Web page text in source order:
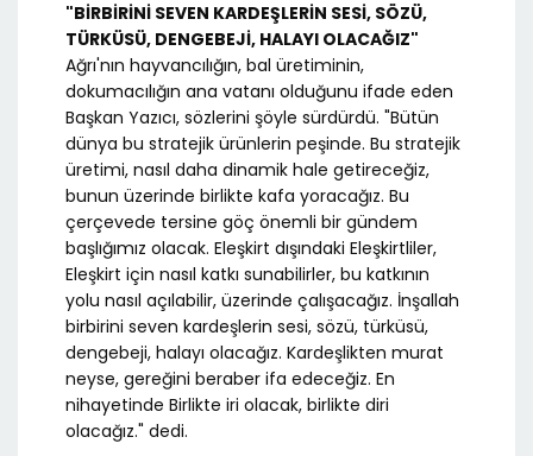
"BİRBİRİNİ SEVEN KARDEŞLERİN SESİ, SÖZÜ,
TÜRKÜSÜ, DENGEBEJİ, HALAYI OLACAĞIZ"
Ağrı'nın hayvancılığın, bal üretiminin,
dokumacılığın ana vatanı olduğunu ifade eden
Başkan Yazıcı, sözlerini şöyle sürdürdü. "Bütün
dünya bu stratejik ürünlerin peşinde. Bu stratejik
üretimi, nasıl daha dinamik hale getireceğiz,
bunun üzerinde birlikte kafa yoracağız. Bu
çerçevede tersine göç önemli bir gündem
başlığımız olacak. Eleşkirt dışındaki Eleşkirtliler,
Eleşkirt için nasıl katkı sunabilirler, bu katkının
yolu nasıl açılabilir, üzerinde çalışacağız. İnşallah
birbirini seven kardeşlerin sesi, sözü, türküsü,
dengebeji, halayı olacağız. Kardeşlikten murat
neyse, gereğini beraber ifa edeceğiz. En
nihayetinde Birlikte iri olacak, birlikte diri
olacağız." dedi.